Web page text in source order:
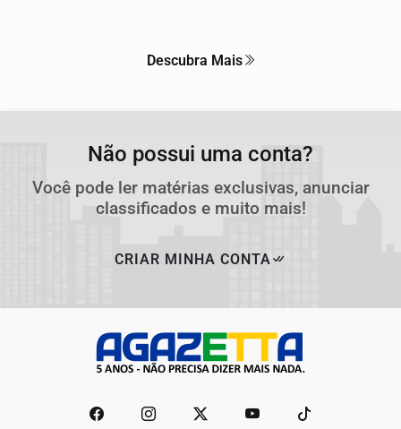
Descubra Mais
Não possui uma conta?
Você pode ler matérias exclusivas, anunciar
classificados e muito mais!
CRIAR MINHA CONTA